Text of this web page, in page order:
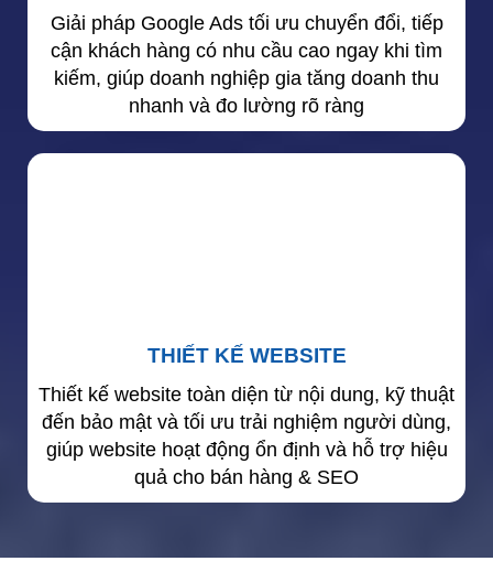
Giải pháp Google Ads tối ưu chuyển đổi, tiếp
cận khách hàng có nhu cầu cao ngay khi tìm
kiếm, giúp doanh nghiệp gia tăng doanh thu
nhanh và đo lường rõ ràng
THIẾT KẾ WEBSITE
Thiết kế website toàn diện từ nội dung, kỹ thuật
đến bảo mật và tối ưu trải nghiệm người dùng,
giúp website hoạt động ổn định và hỗ trợ hiệu
quả cho bán hàng & SEO